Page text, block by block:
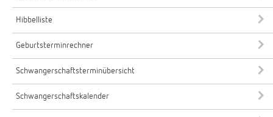
Hibbelliste
Geburtsterminrechner
Schwangerschaftsterminübersicht
Schwangerschaftskalender